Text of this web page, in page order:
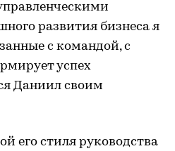
развития бизнеса я
с командой, с
успех
Даниил своим
его стиля руководства